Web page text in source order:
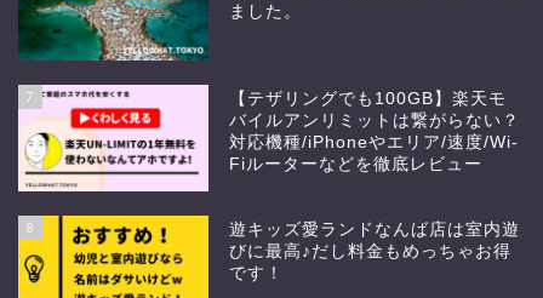
ました。
7
【テザリングでも100GB】楽天モ
バイルアンリミットは繋がらない？
対応機種/iPhoneやエリア/速度/Wi-
Fiルーターなどを徹底レビュー
8
遊キッズ愛ランドなんば店は室内遊
びに最高♪だし料金もめっちゃお得
です！